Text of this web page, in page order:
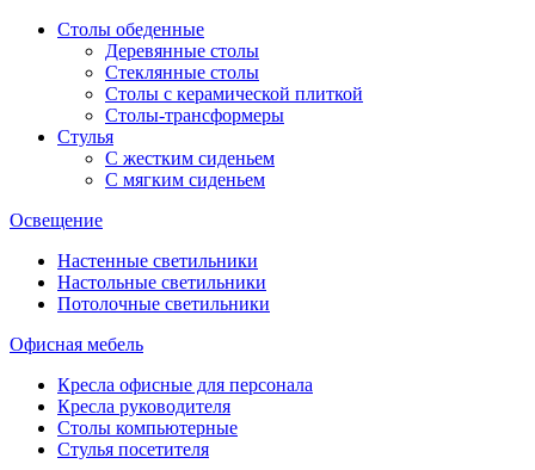
Столы обеденные
Деревянные столы
Стеклянные столы
Столы с керамической плиткой
Столы-трансформеры
Стулья
С жестким сиденьем
С мягким сиденьем
Освещение
Настенные светильники
Настольные светильники
Потолочные светильники
Офисная мебель
Кресла офисные для персонала
Кресла руководителя
Столы компьютерные
Стулья посетителя